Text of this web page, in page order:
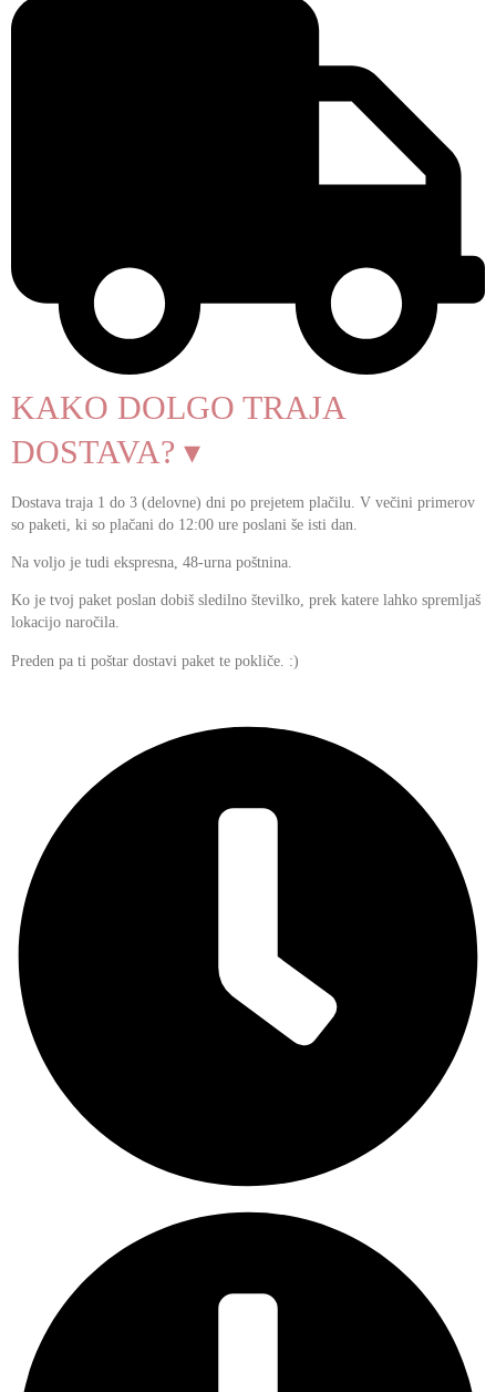
KAKO DOLGO TRAJA
DOSTAVA? ▾
Dostava traja 1 do 3 (delovne) dni po prejetem plačilu. V večini primerov
so paketi, ki so plačani do 12:00 ure poslani še isti dan.
Na voljo je tudi ekspresna, 48-urna poštnina.
Ko je tvoj paket poslan dobiš sledilno številko, prek katere lahko spremljaš
lokacijo naročila.
Preden pa ti poštar dostavi paket te pokliče. :)